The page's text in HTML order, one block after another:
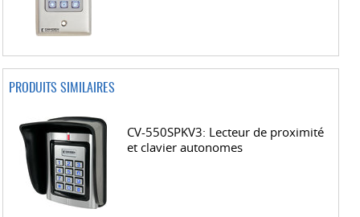
PRODUITS SIMILAIRES
CV-550SPKV3: Lecteur de proximité
et clavier autonomes